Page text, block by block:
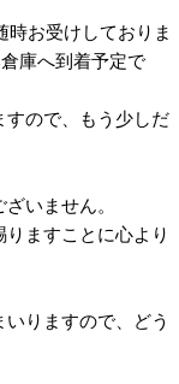
時お受けしておりま
庫へ到着予定で
ので、もう少しだ
いません。
ますことに心より
りますので、どう